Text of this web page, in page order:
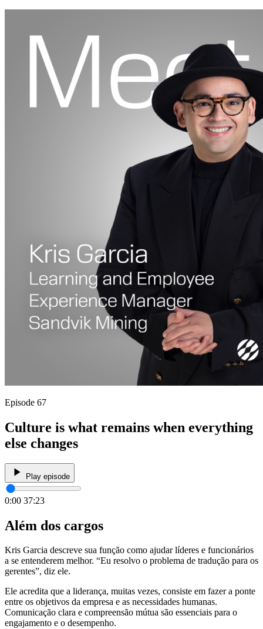
Episode 67
Culture is what remains when everything
else changes
Play episode
0:00 37:23
Além dos cargos
Kris Garcia descreve sua função como ajudar líderes e funcionários
a se entenderem melhor. “Eu resolvo o problema de tradução para os
gerentes”, diz ele.
Ele acredita que a liderança, muitas vezes, consiste em fazer a ponte
entre os objetivos da empresa e as necessidades humanas.
Comunicação clara e compreensão mútua são essenciais para o
engajamento e o desempenho.